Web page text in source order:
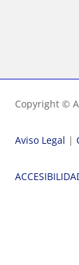
Copyright ©
Aviso Legal |